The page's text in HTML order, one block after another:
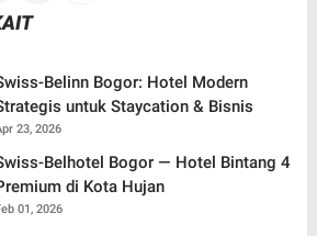
Belinn Bogor: Hotel Modern
untuk Staycation & Bisnis
23, 2026
Bogor — Hotel Bintang 4
di Kota Hujan
01, 2026